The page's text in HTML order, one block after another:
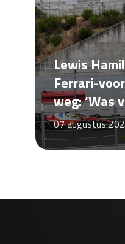
Lewis
Ferrari-
weg: ‘Was
07 augustus